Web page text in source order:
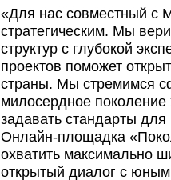
«Для нас совместный с
стратегическим. Мы
структур с глубокой
проектов поможет
страны. Мы стремимся
милосердное поколение
задавать стандарты
Онлайн-площадка
охватить максимально
открытый диалог с